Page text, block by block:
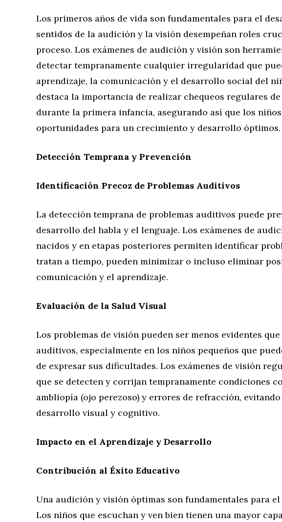
Los primeros años de vida son fundamentales para el
sentidos de la audición y la visión desempeñan roles
proceso. Los exámenes de audición y visión son
detectar tempranamente cualquier irregularidad que
aprendizaje, la comunicación y el desarrollo social del
destaca la importancia de realizar chequeos regulares
durante la primera infancia, asegurando así que los
oportunidades para un crecimiento y desarrollo óptimos.
Detección Temprana y Prevención
Identificación Precoz de Problemas Auditivos
La detección temprana de problemas auditivos puede
desarrollo del habla y el lenguaje. Los exámenes de
nacidos y en etapas posteriores permiten identificar
tratan a tiempo, pueden minimizar o incluso eliminar
comunicación y el aprendizaje.
Evaluación de la Salud Visual
Los problemas de visión pueden ser menos evidentes
auditivos, especialmente en los niños pequeños que
de expresar sus dificultades. Los exámenes de visión
que se detecten y corrijan tempranamente condiciones
ambliopía (ojo perezoso) y errores de refracción,
desarrollo visual y cognitivo.
Impacto en el Aprendizaje y Desarrollo
Contribución al Éxito Educativo
Una audición y visión óptimas son fundamentales para
Los niños que escuchan y ven bien tienen una mayor